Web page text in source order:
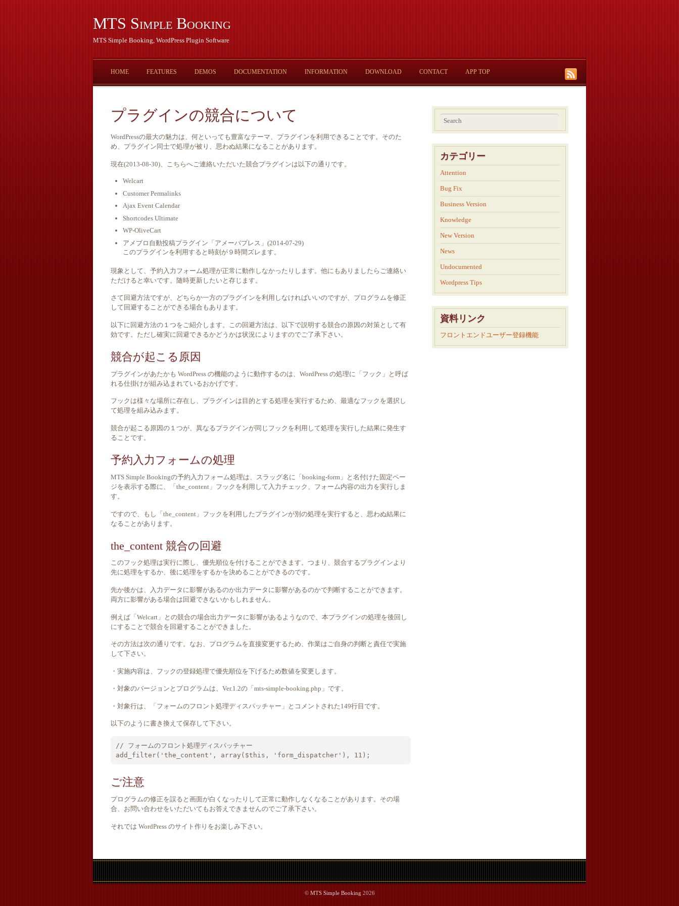
MTS Simple Booking
MTS Simple Booking, WordPress Plugin Software
HOME FEATURES DEMOS DOCUMENTATION INFORMATION DOWNLOAD CONTACT APP TOP
プラグインの競合について
WordPressの最大の魅力は、何といっても豊富なテーマ、プラグインを利用できることです。そのた
め、プラグイン同士で処理が被り、思わぬ結果になることがあります。
現在(2013-08-30)、こちらへご連絡いただいた競合プラグインは以下の通りです。
Welcart
Customer Permalinks
Ajax Event Calendar
Shortcodes Ultimate
WP-OliveCart
アメブロ自動投稿プラグイン「アメーバプレス」(2014-07-29)
このプラグインを利用すると時刻が９時間ズレます。
現象として、予約入力フォーム処理が正常に動作しなかったりします。他にもありましたらご連絡い
ただけると幸いです。随時更新したいと存じます。
さて回避方法ですが、どちらか一方のプラグインを利用しなければいいのですが、プログラムを修正
して回避することができる場合もあります。
以下に回避方法の１つをご紹介します。この回避方法は、以下で説明する競合の原因の対策として有
効です。ただし確実に回避できるかどうかは状況によりますのでご了承下さい。
競合が起こる原因
プラグインがあたかも WordPress の機能のように動作するのは、WordPress の処理に「フック」と呼ば
れる仕掛けが組み込まれているおかげです。
フックは様々な場所に存在し、プラグインは目的とする処理を実行するため、最適なフックを選択し
て処理を組み込みます。
競合が起こる原因の１つが、異なるプラグインが同じフックを利用して処理を実行した結果に発生す
ることです。
予約入力フォームの処理
MTS Simple Bookingの予約入力フォーム処理は、スラッグ名に「booking-form」と名付けた固定ペー
ジを表示する際に、「the_content」フックを利用して入力チェック、フォーム内容の出力を実行しま
す。
ですので、もし「the_content」フックを利用したプラグインが別の処理を実行すると、思わぬ結果に
なることがあります。
the_content 競合の回避
このフック処理は実行に際し、優先順位を付けることができます。つまり、競合するプラグインより
先に処理をするか、後に処理をするかを決めることができるのです。
先か後かは、入力データに影響があるのか出力データに影響があるのかで判断することができます。
両方に影響がある場合は回避できないかもしれません。
例えば「Welcart」との競合の場合出力データに影響があるようなので、本プラグインの処理を後回し
にすることで競合を回避することができました。
その方法は次の通りです。なお、プログラムを直接変更するため、作業はご自身の判断と責任で実施
して下さい。
・実施内容は、フックの登録処理で優先順位を下げるため数値を変更します。
・対象のバージョンとプログラムは、Ver.1.2の「mts-simple-booking.php」です。
・対象行は、「フォームのフロント処理ディスパッチャー」とコメントされた149行目です。
以下のように書き換えて保存して下さい。
// フォームのフロント処理ディスパッチャー
add_filter('the_content', array($this, 'form_dispatcher'), 11);
ご注意
プログラムの修正を誤ると画面が白くなったりして正常に動作しなくなることがあります。その場
合、お問い合わせをいただいてもお答えできませんのでご了承下さい。
それでは WordPress のサイト作りをお楽しみ下さい。
カテゴリー
Attention
Bug Fix
Business Version
Knowledge
New Version
News
Undocumented
Wordpress Tips
資料リンク
フロントエンドユーザー登録機能
© MTS Simple Booking 2026